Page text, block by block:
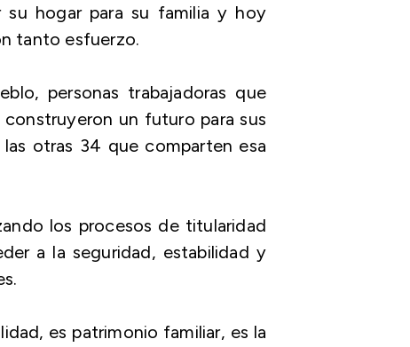
su hogar para su familia y hoy
tanto esfuerzo.
personas trabajadoras que
un futuro para sus
otras 34 que comparten esa
los procesos de titularidad
a la seguridad, estabilidad y
es patrimonio familiar, es la